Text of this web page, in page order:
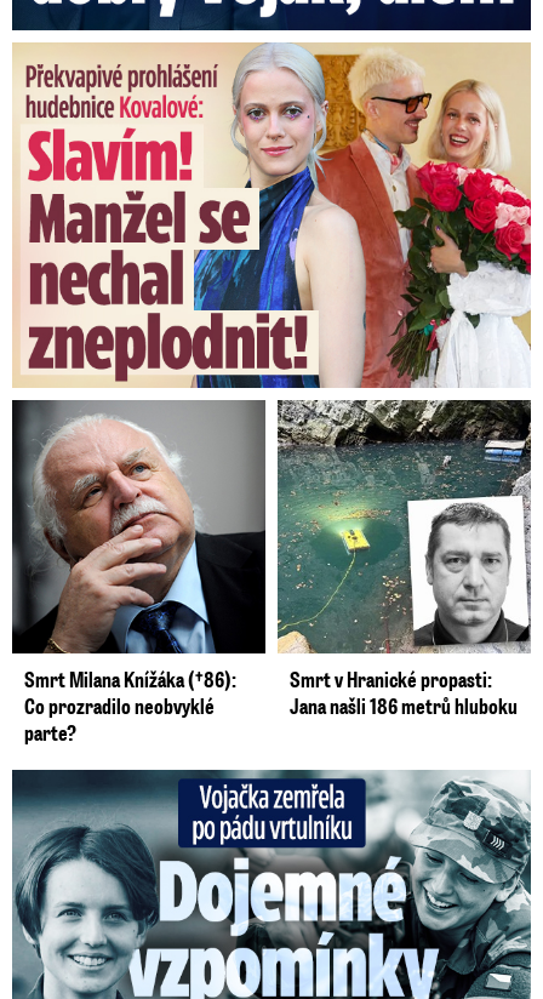
Překvapivé prohlášení hudebnice Kovalové: Slavím! Manžel se ...
Smrt Milana Knížáka (†86):
Co prozradilo neobvyklé
parte?
Smrt v Hranické propasti:
Jana našli 186 metrů hluboku
Vojačka zemřela po pádu vrtulníku: Dojemné vzpomínky na ...